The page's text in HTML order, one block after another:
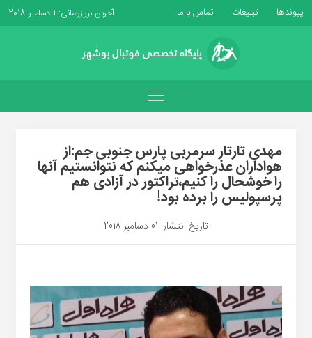
پیوندها تبلیغات تماس با ما آخرین بروزرسانی: 1 دسامبر 2018
مهدی تارتار سرمربی پارس جنوبی جم:از
هواداران عذرخواهی میکنم که نتوانستیم آنها
را خوشحال را کنیم،تراکتور در آزادی هم
پرسپولیس را برده بود!
تاریخ انتشار: 01 دسامبر 2018